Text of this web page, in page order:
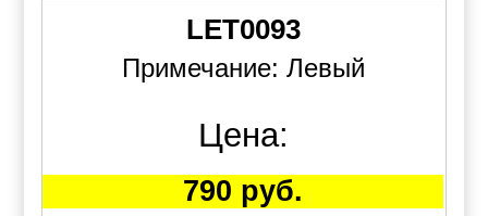
LET0093
Примечание: Левый
Цена:
790 руб.